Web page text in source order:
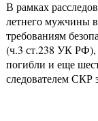
В рамках
летнего мужчины
требованиям
(ч.3 ст.238 УК РФ),
погибли и еще
следователем СКР